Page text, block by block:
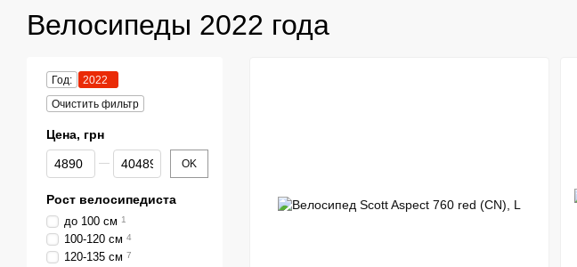
Велосипеды 2022 года
Год:
2022
Очистить фильтр
Цена, грн
От Цена, грн
До Цена, грн OK
Рост велосипедиста
до 100 см 1
100-120 см 4
120-135 см 7